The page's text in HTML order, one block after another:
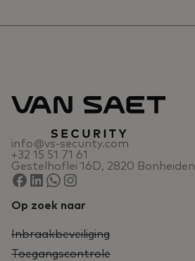
info@vs-security.com
+32 15 51 71 61
Gestelhoflei 16D, 2820 Bonheiden
Op zoek naar
Inbraakbeveiliging
Toegangscontrole